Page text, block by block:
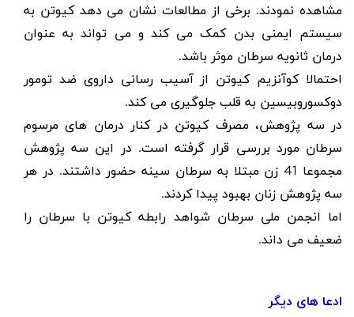
مشاهده نمودند. برخی از مطالعات نشان می دهد کیوتن به
سیستم ایمنی بدن کمک می کند و می تواند به عنوان
درمان ثانویه سرطان موثر باشد.
احتمالا کوآنزیم کیوتن از آسیب رسانی داروی ضد تومور
دوکسوروبیسین به قلب جلوگیری می کند.
در سه پژوهش، مصرف کیوتن در کنار درمان های مرسوم
سرطان مورد بررسی قرار گرفته است. در این سه پژوهش
مجموعا 41 زن مبتلا به سرطان سینه حضور داشتند. در هر
سه پژوهش زنان بهبود پیدا کردند.
اما انجمن ملی سرطان شواهد رابطه کیوتن با سرطان را
ضعیف می داند.
ادعا های دیگر